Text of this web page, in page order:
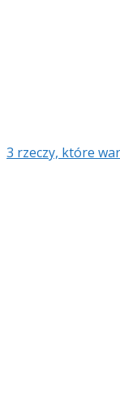
3 rzeczy, które